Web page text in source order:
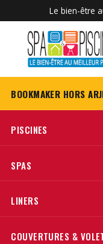
Le bien-être
BOOKMAKER HORS
PISCINES
SPAS
LINERS
COUVERTURES &